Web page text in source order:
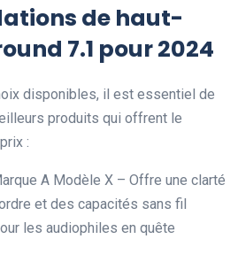
de haut-
7.1 pour 2024
disponibles, il est essentiel de
produits qui offrent le
:
A Modèle X – Offre une clarté
et des capacités sans fil
les audiophiles en quête